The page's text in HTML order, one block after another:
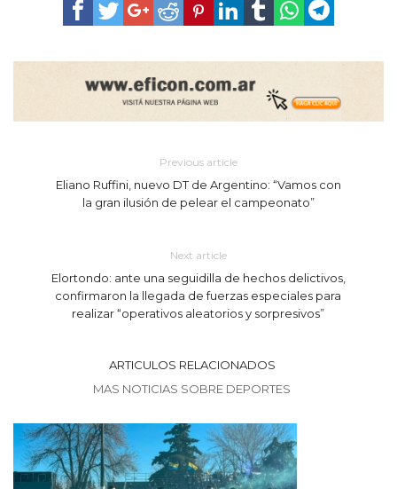
Previous article
Eliano Ruffini, nuevo DT de Argentino: “Vamos con
la gran ilusión de pelear el campeonato”
Next article
Elortondo: ante una seguidilla de hechos delictivos,
confirmaron la llegada de fuerzas especiales para
realizar “operativos aleatorios y sorpresivos”
ARTICULOS RELACIONADOS
MAS NOTICIAS SOBRE DEPORTES